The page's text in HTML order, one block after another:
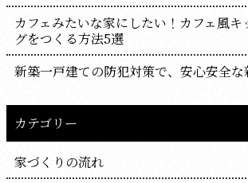
カフェみたいな家にしたい！カフェ風キ
グをつくる方法5選
新築一戸建ての防犯対策で、安心安全な
カテゴリー
家づくりの流れ